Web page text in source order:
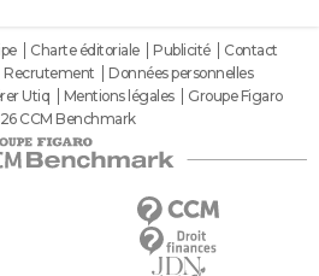
Charte éditoriale Publicité
Contact
Recrutement
Données personnelles
Utiq Mentions légales
Groupe Figaro
CCM Benchmark